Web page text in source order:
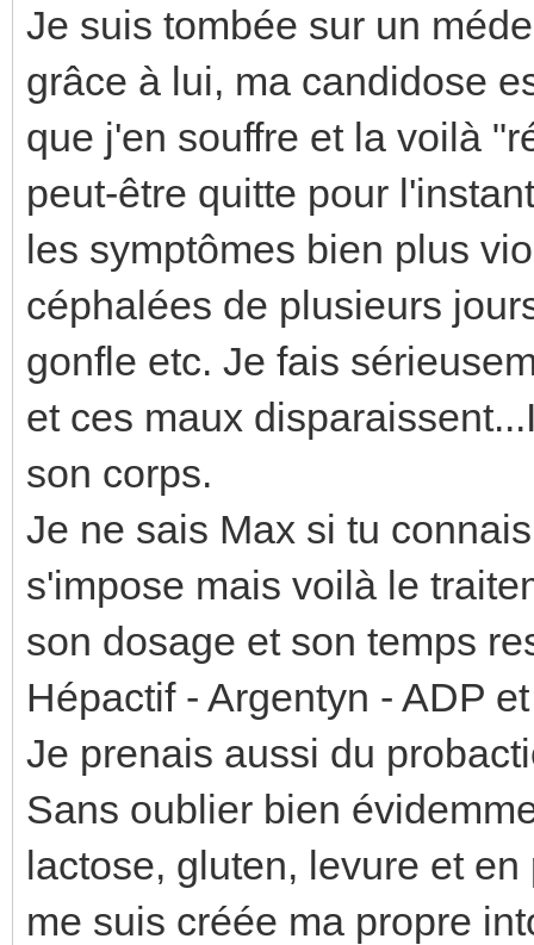
Je suis tombée sur un
grâce à lui, ma candidose
que j'en souffre et la voilà
peut-être quitte pour
les symptômes bien plus
céphalées de plusieurs
gonfle etc. Je fais
et ces maux
son corps.
Je ne sais Max si tu
s'impose mais voilà le
son dosage et son temps
Hépactif - Argentyn - ADP
Je prenais aussi du
Sans oublier bien
lactose, gluten, levure et
me suis créée ma propre